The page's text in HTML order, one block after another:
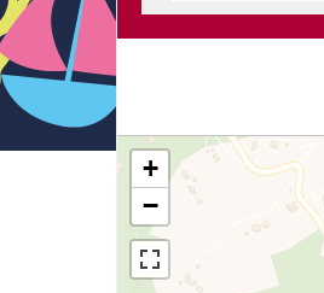
+
−